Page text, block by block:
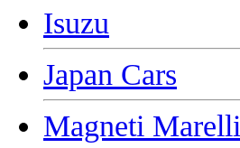
Isuzu
Japan Cars
Magneti Marelli